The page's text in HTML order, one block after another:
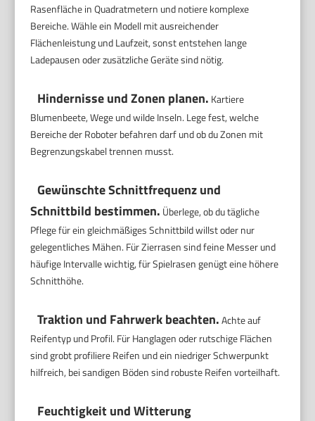
Rasenfläche in Quadratmetern und notiere komplexe
Bereiche. Wähle ein Modell mit ausreichender
Flächenleistung und Laufzeit, sonst entstehen lange
Ladepausen oder zusätzliche Geräte sind nötig.
Hindernisse und Zonen planen. Kartiere
Blumenbeete, Wege und wilde Inseln. Lege fest, welche
Bereiche der Roboter befahren darf und ob du Zonen mit
Begrenzungskabel trennen musst.
Gewünschte Schnittfrequenz und
Schnittbild bestimmen. Überlege, ob du tägliche
Pflege für ein gleichmäßiges Schnittbild willst oder nur
gelegentliches Mähen. Für Zierrasen sind feine Messer und
häufige Intervalle wichtig, für Spielrasen genügt eine höhere
Schnitthöhe.
Traktion und Fahrwerk beachten.Achte auf
Reifentyp und Profil. Für Hanglagen oder rutschige Flächen
sind grobt profiliere Reifen und ein niedriger Schwerpunkt
hilfreich, bei sandigen Böden sind robuste Reifen vorteilhaft.
Feuchtigkeit und Witterung